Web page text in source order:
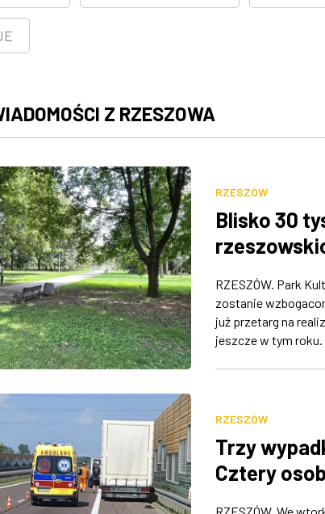
Z RZESZOWA
RZESZÓW
Blisko 30
RZESZÓW. Park
zostanie
już przetarg na
jeszcze w tym roku.
RZESZÓW
Trzy
Cztery